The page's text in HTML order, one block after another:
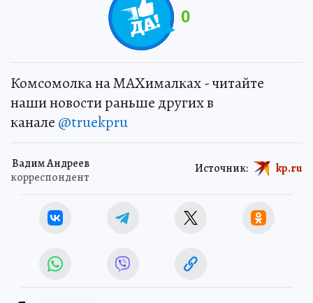
0
Комсомолка на MAXималках - читайте
наши новости раньше других в
канале @truekpru
Вадим Андреев
корреспондент
Источник: kp.ru